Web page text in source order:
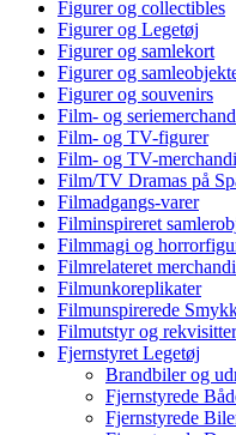
Figurer og collectibles
Figurer og Legetøj
Figurer og samlekort
Figurer og
Figurer og souvenirs
Film- og
Film- og TV-figurer
Film- og TV-
Film/TV Dramas på
Filmadgangs-varer
Filminspireret
Filmmagi og
Filmrelateret
Filmunkoreplikater
Filmunspirerede
Filmutstyr og rekvisitter
Fjernstyret Legetøj
Brandbiler og
Fjernstyrede
Fjernstyrede